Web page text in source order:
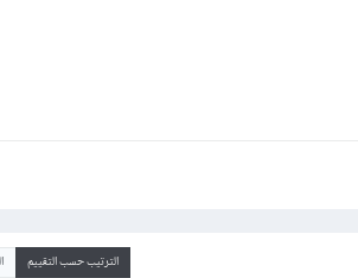
الترتيب حسب التقييم